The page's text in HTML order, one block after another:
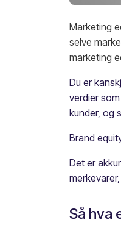
Marketing
selve
marketing
Du er
verdier
kunder, og
Brand
Det er
Så hva